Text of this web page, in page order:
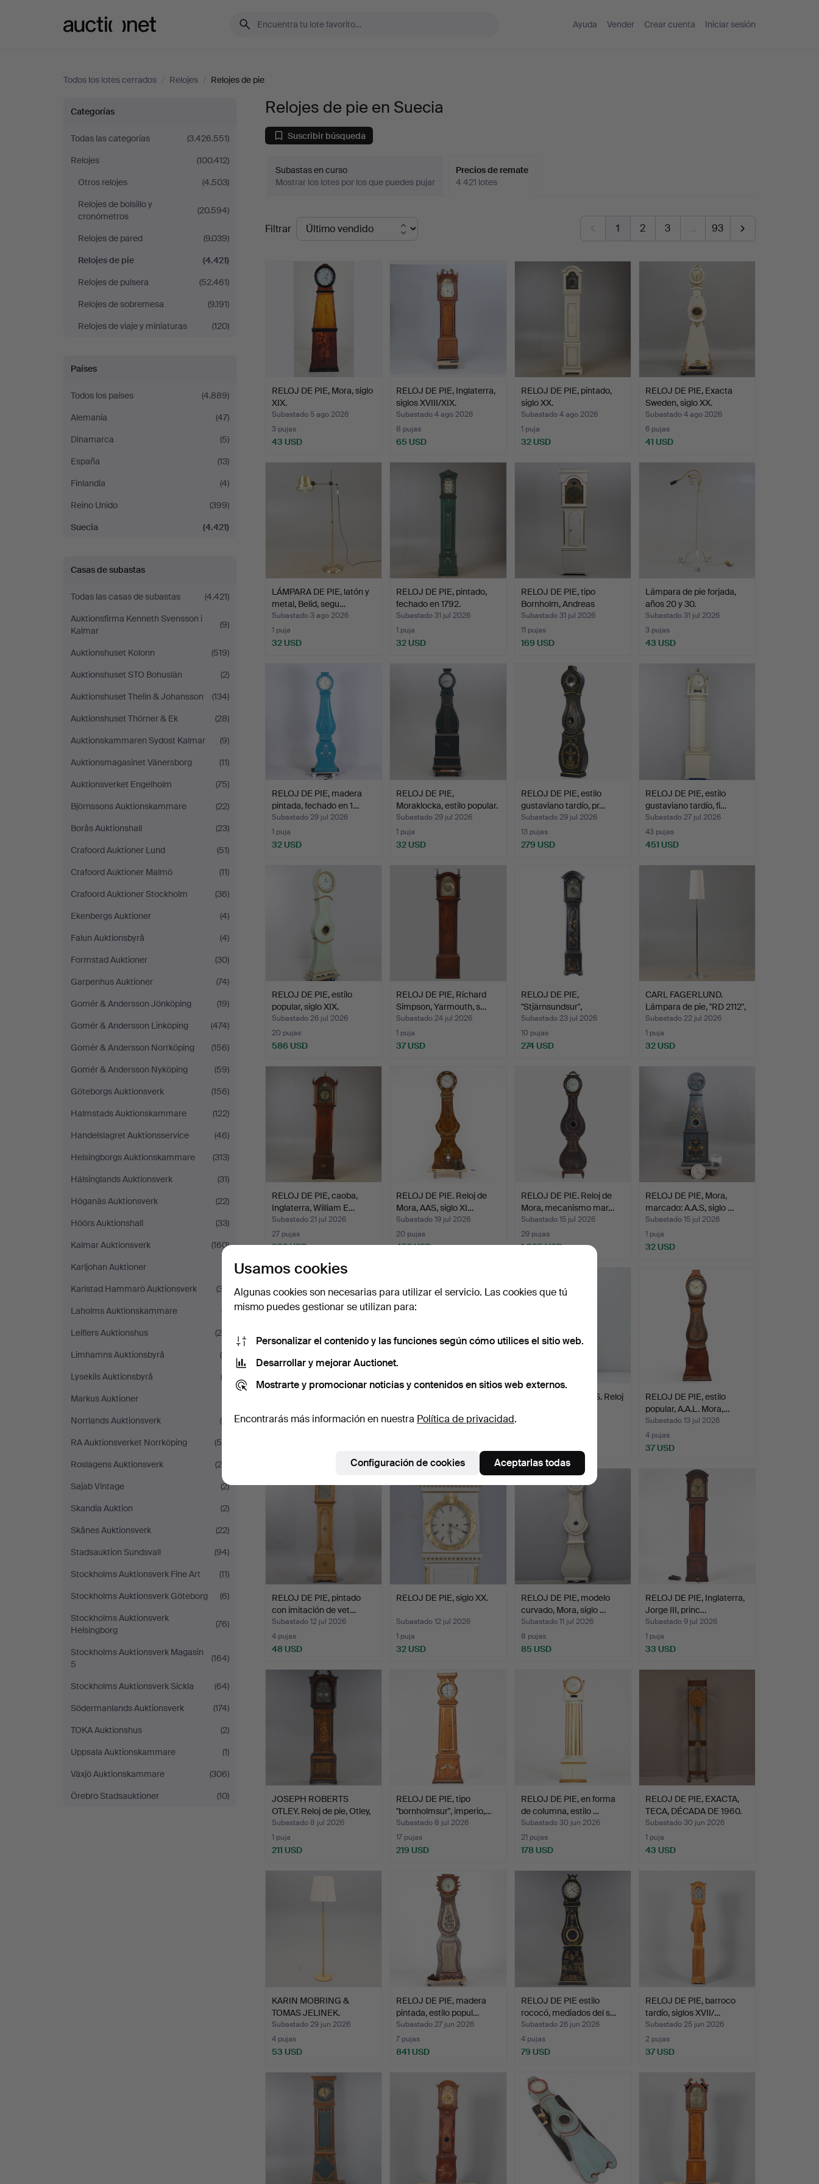
Ayuda Vender Crear cuenta Iniciar sesión
Todos los lotes cerrados / Relojes / Relojes de pie
Relojes
de
pie
en
Suecia
Categorías
Todas las categorías
(3.426.551)
Relojes
(100.412)
Otros relojes
(4.503)
Relojes de bolsillo y
cronómetros
(20.594)
Relojes de pared
(9.039)
Relojes de pie
(4.421)
Relojes de pulsera
(52.461)
Relojes de sobremesa
(9.191)
Relojes de viaje y miniaturas
(120)
Países
Todos los países
(4.889)
Alemania
(47)
Dinamarca
(5)
España
(13)
Finlandia
(4)
Reino Unido
(399)
Suecia
(4.421)
Casas de subastas
Todas las casas de subastas
(4.421)
Auktionsfirma Kenneth Svensson i
Kalmar
(9)
Auktionshuset Kolonn
(519)
Auktionshuset STO Bohuslän
(2)
Auktionshuset Thelin & Johansson
(134)
Auktionshuset Thörner & Ek
(28)
Auktionskammaren Sydost Kalmar
(9)
Auktionsmagasinet Vänersborg
(11)
Auktionsverket Engelholm
(75)
Björnssons Auktionskammare
(22)
Borås Auktionshall
(23)
Crafoord Auktioner Lund
(51)
Crafoord Auktioner Malmö
(11)
Crafoord Auktioner Stockholm
(36)
Ekenbergs Auktioner
(4)
Falun Auktionsbyrå
(4)
Formstad Auktioner
(30)
Garpenhus Auktioner
(74)
Gomér & Andersson Jönköping
(19)
Gomér & Andersson Linköping
(474)
Gomér & Andersson Norrköping
(156)
Gomér & Andersson Nyköping
(59)
Göteborgs Auktionsverk
(156)
Halmstads Auktionskammare
(122)
Handelslagret Auktionsservice
(46)
Helsingborgs Auktionskammare
(313)
Hälsinglands Auktionsverk
(31)
Höganäs Auktionsverk
(22)
Höörs Auktionshall
(33)
Kalmar Auktionsverk
(160)
Karljohan Auktioner
Karlstad Hammarö Auktionsverk
(37)
Laholms Auktionskammare
(7)
Leiflers Auktionshus
(29)
Limhamns Auktionsbyrå
(5)
Lysekils Auktionsbyrå
(3)
Markus Auktioner
Norrlands Auktionsverk
(8)
RA Auktionsverket Norrköping
(59)
Roslagens Auktionsverk
(20)
Sajab Vintage
(2)
Skandia Auktion
(2)
Skånes Auktionsverk
(22)
Stadsauktion Sundsvall
(94)
Stockholms Auktionsverk Fine Art
(11)
Stockholms Auktionsverk Göteborg
(6)
Stockholms Auktionsverk
Helsingborg
(76)
Stockholms Auktionsverk Magasin
5
(164)
Stockholms Auktionsverk Sickla
(64)
Södermanlands Auktionsverk
(174)
TOKA Auktionshus
(2)
Uppsala Auktionskammare
(1)
Växjö Auktionskammare
(306)
Örebro Stadsauktioner
(10)
Relojes de pie en Suecia
Suscribir búsqueda
Subastas en curso
Mostrar los lotes por los que puedes pujar
Precios de remate
4 421 lotes
Precios
de
Filtrar 1 2 3 … 93
RELOJ DE PIE, Mora, siglo
XIX.
Subastado 5 ago 2026
3 pujas
43 USD
RELOJ DE PIE, Inglaterra,
siglos XVIII/XIX.
Subastado 4 ago 2026
8 pujas
65 USD
RELOJ DE PIE, pintado,
siglo XX.
Subastado 4 ago 2026
1 puja
32 USD
RELOJ DE PIE, Exacta
Sweden, siglo XX.
Subastado 4 ago 2026
6 pujas
41 USD
LÁMPARA DE PIE, latón y
metal, Belid, segu…
Subastado 3 ago 2026
1 puja
32 USD
RELOJ DE PIE, pintado,
fechado en 1792.
Subastado 31 jul 2026
1 puja
32 USD
RELOJ DE PIE, tipo
Bornholm, Andreas
Jørge…
Subastado 31 jul 2026
11 pujas
169 USD
Lámpara de pie forjada,
años 20 y 30.
Subastado 31 jul 2026
3 pujas
43 USD
RELOJ DE PIE, madera
pintada, fechado en 1…
Subastado 29 jul 2026
1 puja
32 USD
RELOJ DE PIE,
Moraklocka, estilo popular.
Subastado 29 jul 2026
1 puja
32 USD
RELOJ DE PIE, estilo
gustaviano tardío, pr…
Subastado 29 jul 2026
13 pujas
279 USD
RELOJ DE PIE, estilo
gustaviano tardío, fi…
Subastado 27 jul 2026
43 pujas
451 USD
RELOJ DE PIE, estilo
popular, siglo XIX.
Subastado 26 jul 2026
20 pujas
586 USD
RELOJ DE PIE, Richard
Simpson, Yarmouth, s…
Subastado 24 jul 2026
1 puja
37 USD
RELOJ DE PIE,
"Stjärnsundsur",
probablemen…
Subastado 23 jul 2026
10 pujas
274 USD
CARL FAGERLUND.
Lámpara de pie, "RD 2112",
…
Subastado 22 jul 2026
1 puja
32 USD
RELOJ DE PIE, caoba,
Inglaterra, William E…
Subastado 21 jul 2026
27 pujas
332 USD
RELOJ DE PIE. Reloj de
Mora, AAS, siglo XI…
Subastado 19 jul 2026
20 pujas
452 USD
RELOJ DE PIE. Reloj de
Mora, mecanismo mar…
Subastado 15 jul 2026
29 pujas
1.385 USD
RELOJ DE PIE, Mora,
marcado: A.A.S, siglo …
Subastado 15 jul 2026
1 puja
32 USD
Subastado 14 jul 2026
Subastado 14 jul 2026
OLOF LUNGDELIUS. Reloj
RELOJ DE PIE, estilo
popular, A.A.L. Mora,…
Subastado 13 jul 2026
4 pujas
37 USD
RELOJ DE PIE, pintado
con imitación de vet…
Subastado 12 jul 2026
4 pujas
48 USD
RELOJ DE PIE, siglo XX.
Subastado 12 jul 2026
1 puja
32 USD
RELOJ DE PIE, modelo
curvado, Mora, siglo …
Subastado 11 jul 2026
8 pujas
85 USD
RELOJ DE PIE, Inglaterra,
Jorge III, princ…
Subastado 9 jul 2026
1 puja
33 USD
JOSEPH ROBERTS
OTLEY. Reloj de pie, Otley,
…
Subastado 8 jul 2026
1 puja
211 USD
RELOJ DE PIE, tipo
"bornholmsur", imperio,…
Subastado 8 jul 2026
17 pujas
219 USD
RELOJ DE PIE, en forma
de columna, estilo …
Subastado 30 jun 2026
21 pujas
178 USD
RELOJ DE PIE, EXACTA,
TECA, DÉCADA DE 1960.
Subastado 30 jun 2026
1 puja
43 USD
KARIN MOBRING &
TOMAS JELINEK.
Lámpara de …
Subastado 29 jun 2026
4 pujas
53 USD
RELOJ DE PIE, madera
pintada, estilo popul…
Subastado 27 jun 2026
7 pujas
841 USD
RELOJ DE PIE estilo
rococó, mediados del s…
Subastado 26 jun 2026
4 pujas
79 USD
RELOJ DE PIE, barroco
tardío, siglos XVII/…
Subastado 25 jun 2026
2 pujas
37 USD
Usamos cookies
Algunas cookies son necesarias para utilizar el servicio. Las cookies que tú
mismo puedes gestionar se utilizan para:
Personalizar el contenido y las funciones según cómo utilices el sitio web.
Desarrollar y mejorar Auctionet.
Mostrarte y promocionar noticias y contenidos en sitios web externos.
Encontrarás más información en nuestra Política de privacidad.
Configuración de cookies Aceptarlas todas